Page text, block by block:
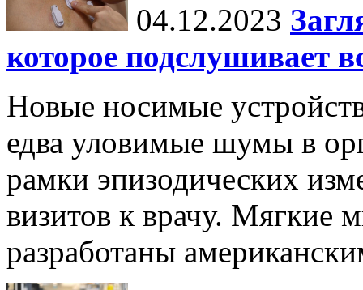
04.12.2023
которое подслушивает
Новые носимые
едва уловимые шумы в
рамки эпизодических
визитов к врачу. Мягкие
разработаны